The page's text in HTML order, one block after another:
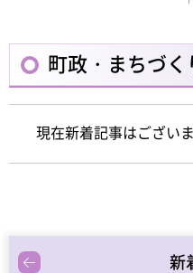
町政・まちづく
現在新着記事はござい
新